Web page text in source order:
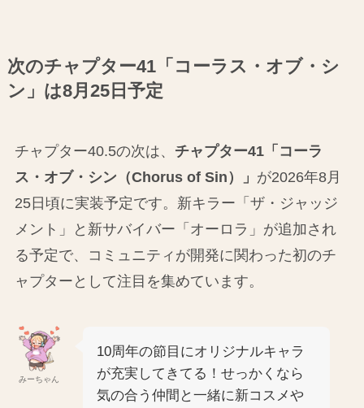
次のチャプター41「コーラス・オブ・シ
ン」は8月25日予定
チャプター40.5の次は、 チャプター41「コーラ
ス・オブ・シン（Chorus of Sin）」 が2026年8月
25日頃に実装予定です。新キラー「ザ・ジャッジ
メント」と新サバイバー「オーロラ」が追加され
る予定で、コミュニティが開発に関わった初のチ
ャプターとして注目を集めています。
みーちゃん
10周年の節目にオリジナルキャラ
が充実してきてる！せっかくなら
気の合う仲間と一緒に新コスメや